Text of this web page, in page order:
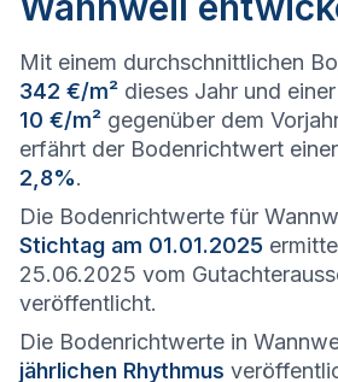
Mit einem durchschnittlichen
342 €/m² dieses Jahr und
10 €/m² gegenüber dem
erfährt der Bodenrichtwert
2,8%.
Die Bodenrichtwerte für
Stichtag am 01.01.2025
25.06.2025 vom
veröffentlicht.
Die Bodenrichtwerte in
jährlichen Rhythmus